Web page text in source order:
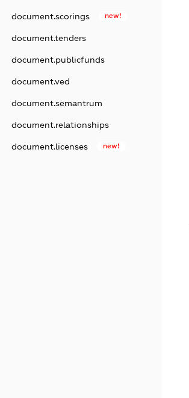
document.scorings new!
document.tenders
document.publicfunds
document.ved
document.semantrum
document.relationships
document.licenses new!